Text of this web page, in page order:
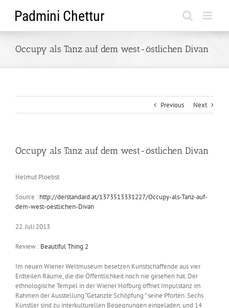
content
Occupy als Tanz auf dem west-östlichen Divan
Previous Next
Occupy als Tanz auf dem west-östlichen Divan
Helmut Ploebst
Source : http://derstandard.at/1373513331227/Occupy-als-Tanz-auf-
dem-west-oestlichen-Divan
22. Juli 2013
Review : Beautiful Thing 2
Im neuen Wiener Weltmuseum besetzen Kunstschaffende aus vier
Erdteilen Räume, die die Öffentlichkeit noch nie gesehen hat. Der
ethnologische Tempel in der Wiener Hofburg öffnet Impulstanz im
Rahmen der Ausstellung “Getanzte Schöpfung ” seine Pforten. Sechs
Künstler sind zu interkulturellen Begegnungen eingeladen, und 14